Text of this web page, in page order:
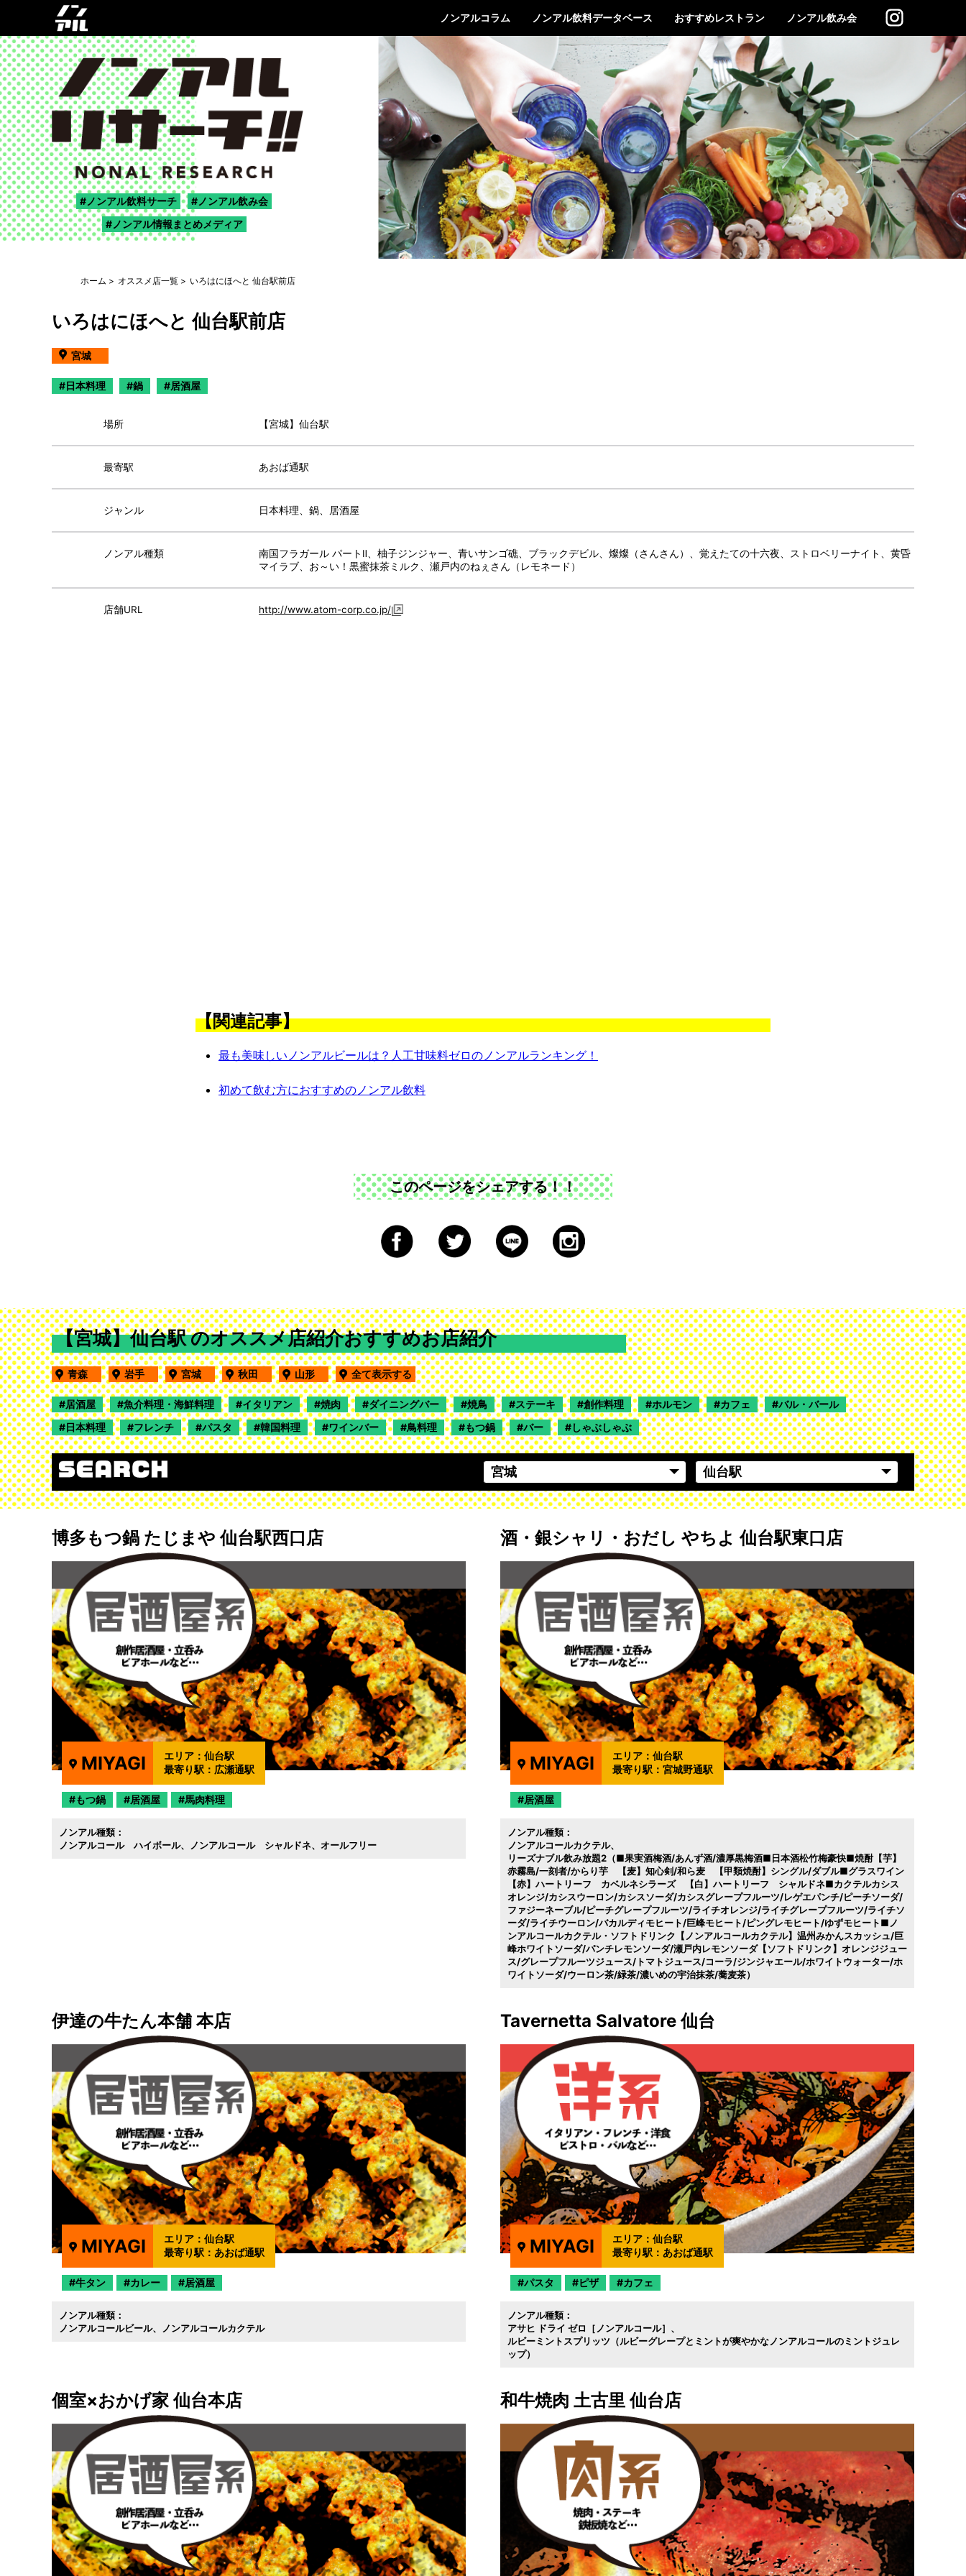
ノンアルコラム ノンアル飲料データベース おすすめレストラン ノンアル飲み会
ノンアル飲料サーチ
ノンアル飲み会
ノンアル情報まとめメディア
ホーム オススメ店一覧 いろはにほへと 仙台駅前店
いろはにほへと 仙台駅前店
宮城
日本料理 鍋 居酒屋
場所 【宮城】仙台駅
最寄駅 あおば通駅
ジャンル 日本料理、鍋、居酒屋
ノンアル種類
南国フラガール パートⅡ、柚子ジンジャー、青いサンゴ礁、ブラックデビル、燦燦（さんさん）、覚えたての十六夜、ストロベリーナイト、黄昏
マイラブ、お～い！黒蜜抹茶ミルク、瀬戸内のねぇさん（レモネード）
店舗URL http://www.atom-corp.co.jp/
【関連記事】
最も美味しいノンアルビールは？人工甘味料ゼロのノンアルランキング！
初めて飲む方におすすめのノンアル飲料
このページをシェアする！！
【宮城】仙台駅 のオススメ店紹介おすすめお店紹介
青森 岩手 宮城 秋田 山形 全て表示する
居酒屋 魚介料理・海鮮料理 イタリアン 焼肉 ダイニングバー 焼鳥 ステーキ 創作料理 ホルモン カフェ
バル・バール
日本料理
フレンチ パスタ 韓国料理 ワインバー 鳥料理 もつ鍋 バー しゃぶしゃぶ
博多もつ鍋 たじまや 仙台駅西口店
MIYAGI エリア：仙台駅
最寄り駅： 広瀬通駅
もつ鍋 居酒屋 馬肉料理
ノンアル種類：
ノンアルコール ハイボール
ノンアルコール シャルドネ オールフリー
酒・銀シャリ・おだし やちよ 仙台駅東口店
MIYAGI エリア：仙台駅
最寄り駅：宮城野通駅
居酒屋
ノンアル種類：
ノンアルコールカクテル
リーズナブル飲み放題2（■果実酒梅酒/あんず酒/濃厚黒梅酒■日本酒松竹梅豪快■焼酎【芋】
赤霧島/一刻者/からり芋 【麦】知心剣/和ら麦 【甲類焼酎】シングル/ダブル■グラスワイン
【赤】ハートリーフ カベルネシラーズ 【白】ハートリーフ シャルドネ■カクテルカシス
オレンジ/カシスウーロン/カシスソーダ/カシスグレープフルーツ/レゲエパンチ/ピーチソーダ/
ファジーネーブル/ピーチグレープフルーツ/ライチオレンジ/ライチグレープフルーツ/ライチソ
ーダ/ライチウーロン/バカルディモヒート/巨峰モヒート/ピングレモヒート/ゆずモヒート■ノ
ンアルコールカクテル・ソフトドリンク【ノンアルコールカクテル】温州みかんスカッシュ/巨
峰ホワイトソーダ/パンチレモンソーダ/瀬戸内レモンソーダ【ソフトドリンク】オレンジジュー
ス/グレープフルーツジュース/トマトジュース/コーラ/ジンジャエール/ホワイトウォーター/ホ
ワイトソーダ/ウーロン茶/緑茶/濃いめの宇治抹茶/蕎麦茶）
伊達の牛たん本舗 本店
MIYAGI エリア：仙台駅
最寄り駅： あおば通駅
牛タン カレー 居酒屋
ノンアル種類：
ノンアルコールビール
ノンアルコールカクテル
Tavernetta Salvatore 仙台
MIYAGI エリア：仙台駅
最寄り駅： あおば通駅
パスタ ピザ カフェ
ノンアル種類：
アサヒ ドライ ゼロ［ノンアルコール］
ルビーミントスプリッツ（ルビーグレープとミントが爽やかなノンアルコールのミントジュレ
ップ）
個室×おかげ家 仙台本店 和牛焼肉 土古里 仙台店